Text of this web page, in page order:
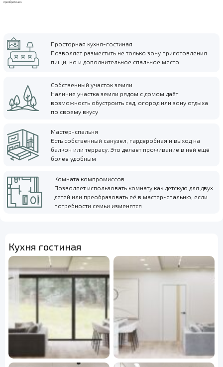
приобретения.
Просторная кухня-гостиная
Позволяет разместить не только зону приготовления
пищи, но и дополнительное спальное место
Собственный участок земли
Наличие участка земли рядом с домом даёт
возможность обустроить сад, огород или зону отдыха
по своему вкусу
Мастер-спальня
Есть собственный санузел, гардеробная и выход на
балкон или террасу. Это делает проживание в ней ещё
более удобным
Комната компромиссов
Позволяет использовать комнату как детскую для двух
детей или преобразовать её в мастер-спальню, если
потребности семьи изменятся
Кухня гостиная